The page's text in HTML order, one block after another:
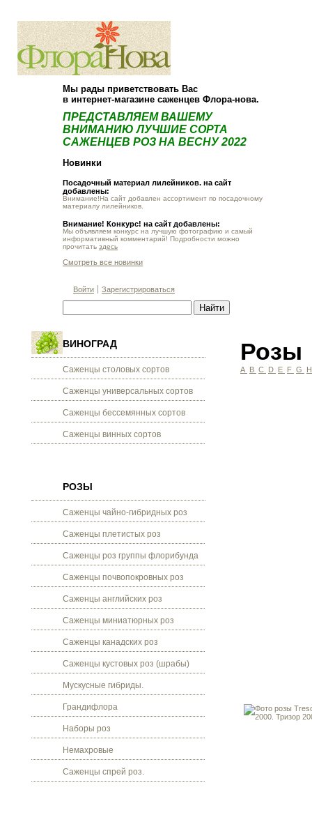
Мы рады приветствовать Вас
в интернет-магазине саженцев Флора-нова.
ПРЕДСТАВЛЯЕМ ВАШЕМУ
ВНИМАНИЮ ЛУЧШИЕ СОРТА
САЖЕНЦЕВ РОЗ НА ВЕСНУ 2022
Новинки
Посадочный материал лилейников. на сайт
добавлены:
Внимание!На сайт добавлен ассортимент по посадочному
материалу лилейников.
Внимание! Конкурс! на сайт добавлены:
Мы объявляем конкурс на лучшую фотографию и самый
информативный комментарий! Подробности можно
прочитать здесь
Смотреть все новинки
Войти Зарегистрироваться
ВИНОГРАД
Саженцы столовых сортов
Саженцы универсальных сортов
Саженцы бессемянных сортов
Саженцы винных сортов
РОЗЫ
Саженцы чайно-гибридных роз
Саженцы плетистых роз
Саженцы роз группы флорибунда
Саженцы почвопокровных роз
Саженцы английских роз
Саженцы миниатюрных роз
Саженцы канадских роз
Саженцы кустовых роз (шрабы)
Мускусные гибриды.
Грандифлора
Наборы роз
Немахровые
Саженцы спрей роз.
Розы
A B C D E F G